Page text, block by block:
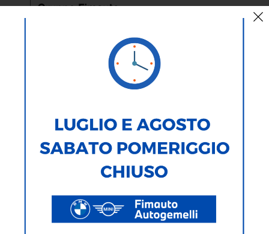
AUTO
MOTO
TIPOLOGIA MARCA
ALIMENTAZIONE
CARROZZERIA